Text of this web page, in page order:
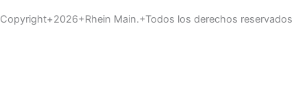
Copyright+2026+Rhein Main.+Todos los derechos reservados